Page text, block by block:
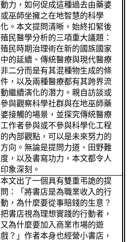
動力，如何促成這種過去由藥婆
或巫師坐擁之在地智慧的科學
化。本文提問清晰，始終扣緊後
殖民醫學分析的三項重大議題：
殖民時期治理術在新的國族國家
中的延續、傳統醫療與現代醫療
非二分而是有其混種物生成的條
件，以及兩種醫療都有其跨界流
動繼續演化的潛力。親自訪談或
參與觀察科學社群與在地巫師藥
婆接觸的場景，並探究傳統醫療
工作者參與或不參與科學化工程
的內部觀點，可以是未來努力的
方向。無論是提問力道、田野難
度，以及書寫功力，本文都令人
印象深刻。
本文出了一個具有雙重弔詭的提
問：「將書店是為職業收入的行
動，為什麼要從事賠錢的生意？
把書店視為理想實踐的行動者，
又為什麼要加入商業市場的遊
戲？」作者本身也經營小書店，